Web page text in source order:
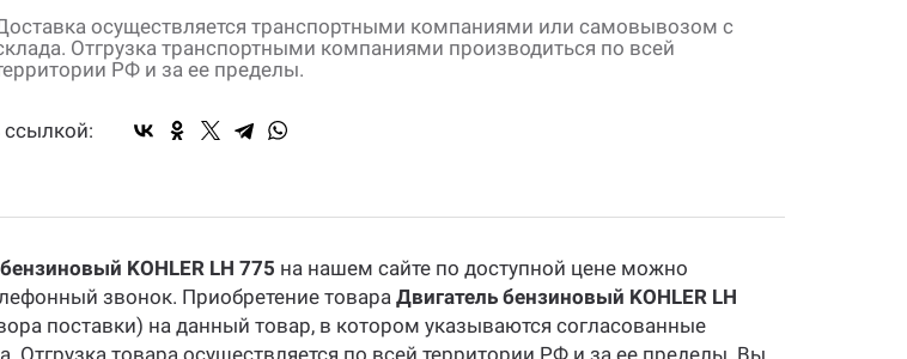
осуществляется транспортными компаниями или самовывозом с
Отгрузка транспортными компаниями производиться по всей
РФ и за ее пределы.
ссылкой:
KOHLER LH 775 на нашем сайте по доступной цене можно
звонок. Приобретение товара Двигатель бензиновый KOHLER LH
поставки) на данный товар, в котором указываются согласованные
Отгрузка товара осуществляется по всей территории РФ и за ее пределы. Вы